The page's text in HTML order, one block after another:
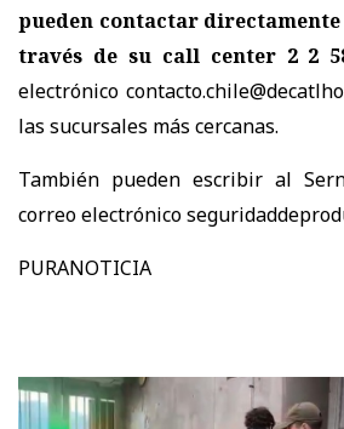
pueden contactar
través de su call center 2 2
electrónico
las sucursales más cercanas.
También pueden escribir al
correo electrónico
PURANOTICIA